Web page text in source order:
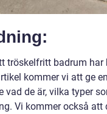
tröskelfritt badrum
kommer vi att ge
vad de är, vilka typer
Vi kommer också